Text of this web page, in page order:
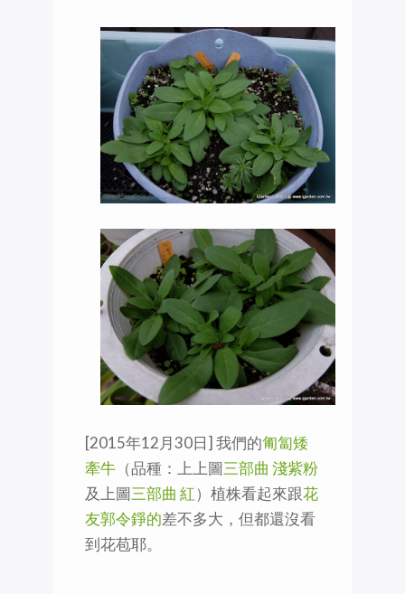
[2015年12月30日] 我們的匍匐矮
牽牛 （品種：上上圖三部曲 淺紫粉
及上圖三部曲 紅）植株看起來跟花
友郭令錚的差不多大，但都還沒看
到花苞耶。